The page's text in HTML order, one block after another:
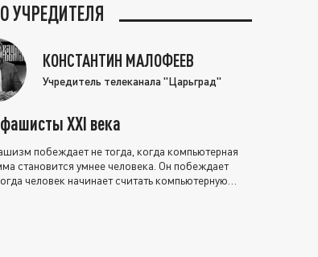
УЧРЕДИТЕЛЯ
КОНСТАНТИН МАЛОФЕЕВ
Учредитель телеканала "Царьград"
XXI века
побеждает не тогда, когда компьютерная
становится умнее человека. Он побеждает
человек начинает считать компьютерную